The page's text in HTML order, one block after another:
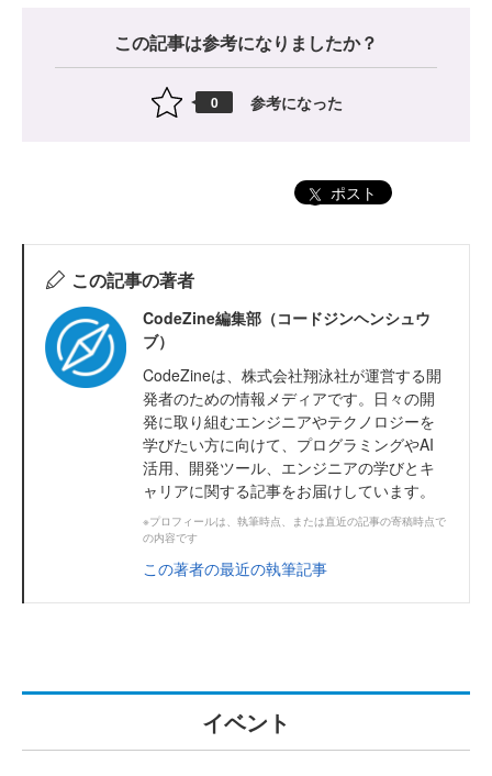
この記事は参考になりましたか？
0 参考になった
ポスト
この記事の著者
CodeZine編集部（コードジンヘンシュウ
ブ）
CodeZineは、株式会社翔泳社が運営する開
発者のための情報メディアです。日々の開
発に取り組むエンジニアやテクノロジーを
学びたい方に向けて、プログラミングやAI
活用、開発ツール、エンジニアの学びとキ
ャリアに関する記事をお届けしています。
※プロフィールは、執筆時点、または直近の記事の寄稿時点で
の内容です
この著者の最近の執筆記事
イベント